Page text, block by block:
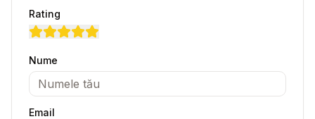
Rating
Nume
Email